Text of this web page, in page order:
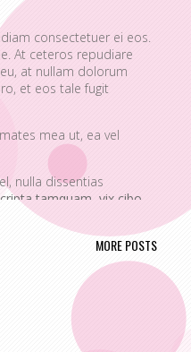
consectetuer ei eos.
At ceteros repudiare
at nullam dolorum
et eos tale fugit
mea ut, ea vel
nulla dissentias
tamquam, vix cibo
placerat ne pri. Vix ea
MORE POSTS